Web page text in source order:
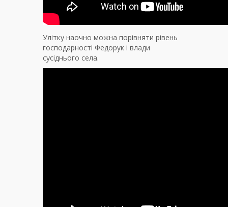
Улітку наочно можна порівняти рівень
господарності Федорук і влади
сусіднього села.